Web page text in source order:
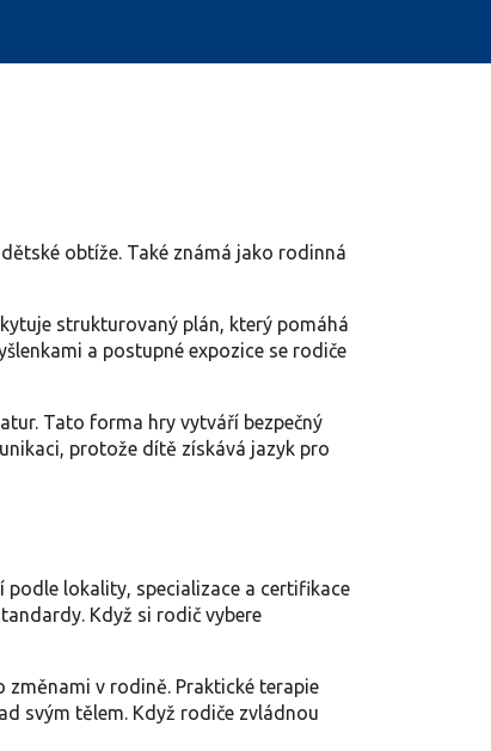
obtíže. Také známá jako rodinná
strukturovaný plán, který pomáhá
a postupné expozice se rodiče
. Tato forma hry vytváří bezpečný
protože dítě získává jazyk pro
lokality, specializace a certifikace
Když si rodič vybere
změnami v rodině. Praktické terapie
svým tělem. Když rodiče zvládnou